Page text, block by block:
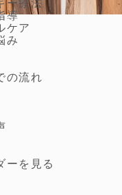
ー療法
導
ケア
み
の流れ
ーを見る